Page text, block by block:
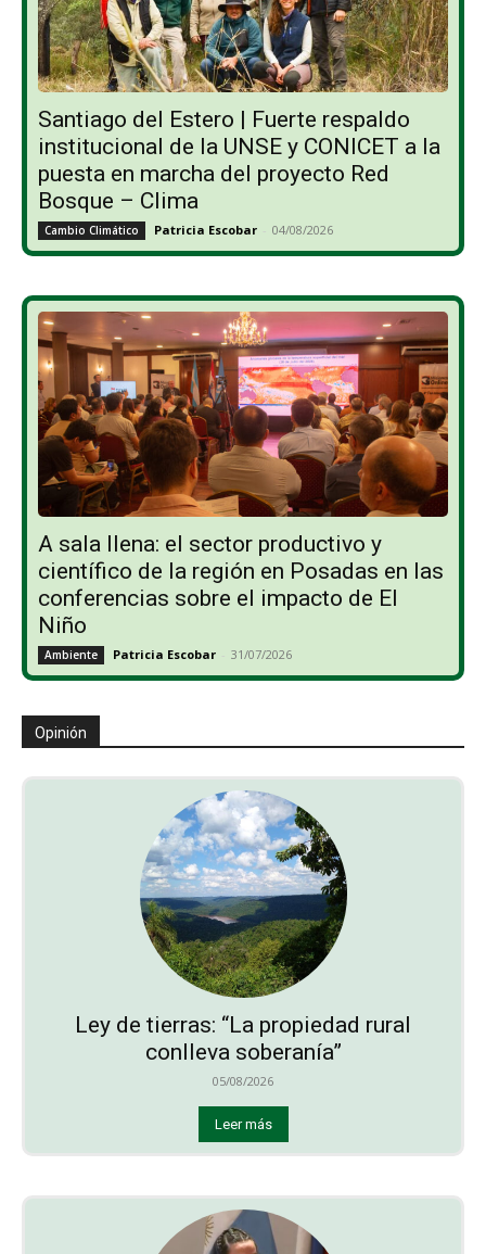
Santiago del Estero | Fuerte respaldo
institucional de la UNSE y CONICET a la
puesta en marcha del proyecto Red
Bosque – Clima
Cambio Climático Patricia Escobar - 04/08/2026
A sala llena: el sector productivo y
científico de la región en Posadas en las
conferencias sobre el impacto de El
Niño
Ambiente Patricia Escobar - 31/07/2026
Opinión
Ley de tierras: “La propiedad rural
conlleva soberanía”
05/08/2026
Leer más